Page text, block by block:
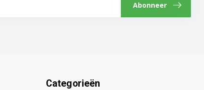
Abonneer
Categorieën